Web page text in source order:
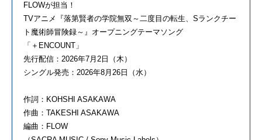
FLOWが担当！
TVアニメ『落第賢者の学院無双～二度目の転生、Sランクチー
ト魔術師冒険録～』オープニングテーマソング
「＋ENCOUNT」
先行配信：2026年7月2日（木）
シングル発売：2026年8月26日（水）
作詞：KOHSHI ASAKAWA
作曲：TAKESHI ASAKAWA
編曲：FLOW